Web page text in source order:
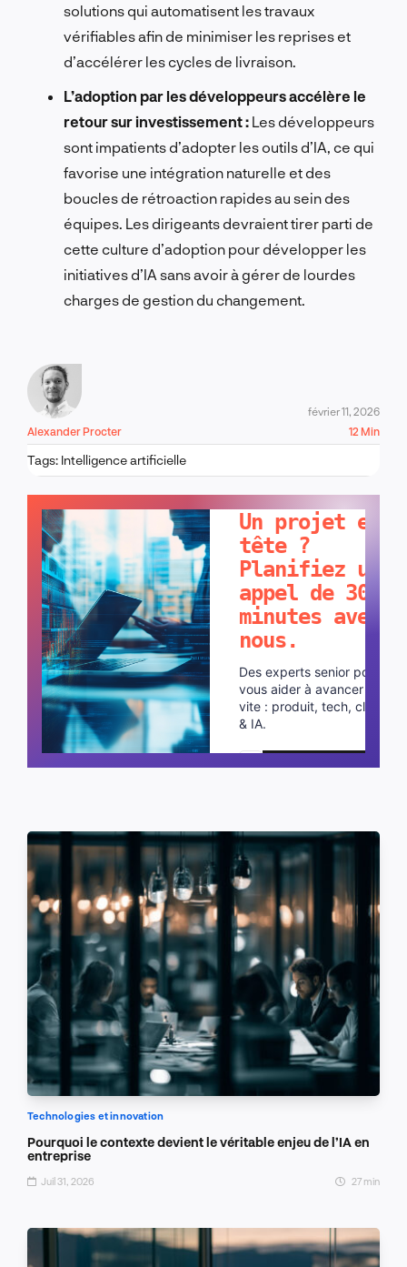
solutions qui automatisent les travaux
vérifiables afin de minimiser les reprises et
d’accélérer les cycles de livraison.
L’adoption par les développeurs accélère le
retour sur investissement : Les développeurs
sont impatients d’adopter les outils d’IA, ce qui
favorise une intégration naturelle et des
boucles de rétroaction rapides au sein des
équipes. Les dirigeants devraient tirer parti de
cette culture d’adoption pour développer les
initiatives d’IA sans avoir à gérer de lourdes
charges de gestion du changement.
Alexander Procter
février 11, 2026
12 Min
Tags: Intelligence artificielle
Un projet en
tête ?
Planifiez un
appel de 30
minutes avec
nous.
Des experts senior pour
vous aider à avancer plus
vite : produit, tech, cloud
& IA.
Planifier un appel
Technologies et innovation
Pourquoi le contexte devient le véritable enjeu de l’IA en
entreprise
Juil 31, 2026 27 min